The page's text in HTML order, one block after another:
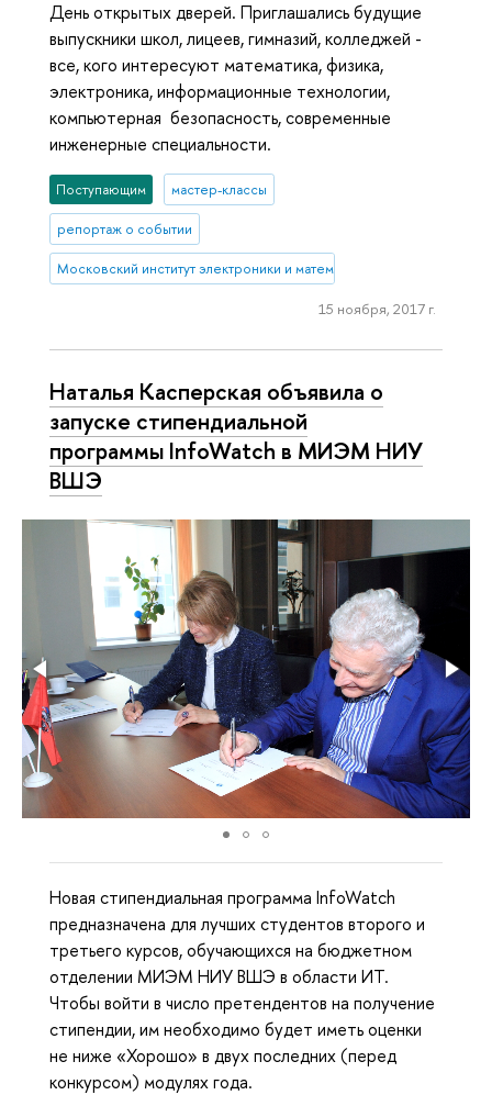
День открытых дверей. Приглашались будущие
выпускники школ, лицеев, гимназий, колледжей -
все, кого интересуют математика, физика,
электроника, информационные технологии,
компьютерная безопасность, современные
инженерные специальности.
Поступающим мастер-классы
репортаж о событии
Московский институт электроники и математики им. А.Н. Тихонова
15 ноября, 2017 г.
Наталья Касперская объявила о
запуске стипендиальной
программы InfoWatch в МИЭМ НИУ
ВШЭ
Новая стипендиальная программа InfoWatch
предназначена для лучших студентов второго и
третьего курсов, обучающихся на бюджетном
отделении МИЭМ НИУ ВШЭ в области ИТ.
Чтобы войти в число претендентов на получение
стипендии, им необходимо будет иметь оценки
не ниже «Хорошо» в двух последних (перед
конкурсом) модулях года.